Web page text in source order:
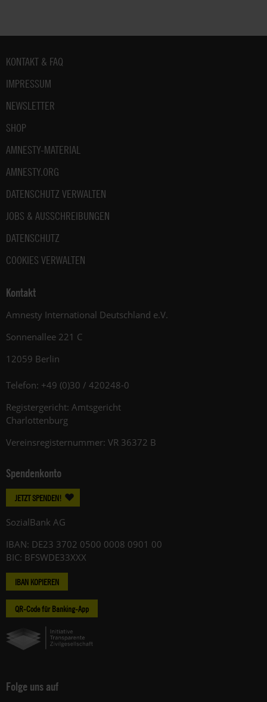
Fußbereich
KONTAKT & FAQ
IMPRESSUM
NEWSLETTER
SHOP
AMNESTY-MATERIAL
AMNESTY.ORG
DATENSCHUTZ VERWALTEN
JOBS & AUSSCHREIBUNGEN
DATENSCHUTZ
COOKIES VERWALTEN
Kontakt
Amnesty International Deutschland e.V.
Sonnenallee 221 C
12059 Berlin
Telefon: +49 (0)30 / 420248-0
Registergericht: Amtsgericht
Charlottenburg
Vereinsregisternummer: VR 36372 B
Spendenkonto
JETZT SPENDEN!
SozialBank AG
IBAN: DE23 3702 0500 0008 0901 00
BIC: BFSWDE33XXX
IBAN KOPIEREN
QR-Code für Banking-App
Folge uns auf